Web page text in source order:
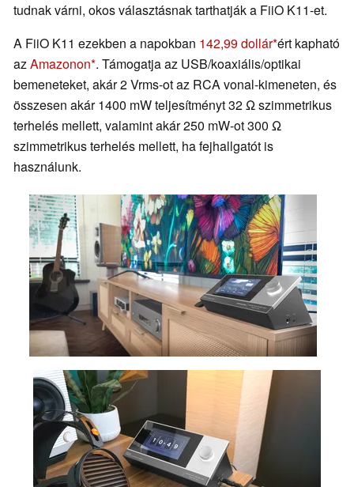
tudnak várni, okos választásnak tarthatják a FiiO K11-et.
A FiiO K11 ezekben a napokban 142,99 dollár ért kapható
azAmazonon . Támogatja az USB/koaxiális/optikai
bemeneteket, akár 2 Vrms-ot az RCA vonal-kimeneten, és
összesen akár 1400 mW teljesítményt 32 Ω szimmetrikus
terhelés mellett, valamint akár 250 mW-ot 300 Ω
szimmetrikus terhelés mellett, ha fejhallgatót is
használunk.